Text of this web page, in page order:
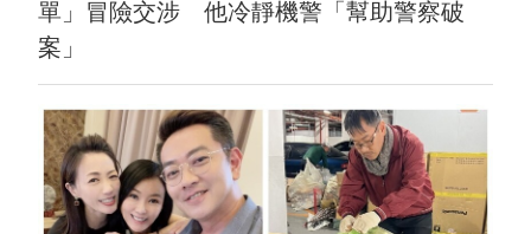
單」冒險交涉 他冷靜機警「幫助警察破
案」